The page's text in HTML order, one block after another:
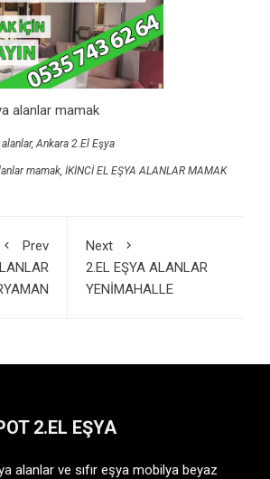
alanlar mamak
, Ankara 2.El Eşya
mamak İKİNCİ EL EŞYA ALANLAR MAMAK
Prev
Next
2.EL EŞYA ALANLAR
YENİMAHALLE
2.EL EŞYA
alanlar ve sıfır eşya mobilya beyaz